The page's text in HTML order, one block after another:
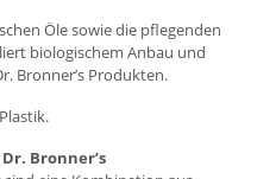
Öle sowie die pflegenden
biologischem Anbau und
Bronner’s Produkten.
Bronner’s